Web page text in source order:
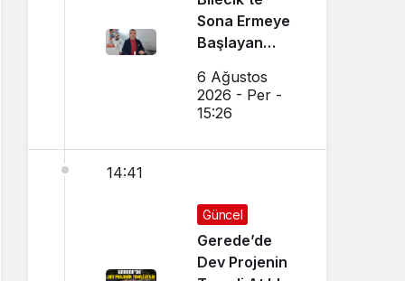
Sona Ermeye
Başlayan
Sürdürüyor
6 Ağustos
2026 - Per -
15:26
14:41
Güncel
Gerede’de
Dev Projenin